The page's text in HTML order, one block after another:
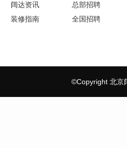
阔达资讯
装修指南
总部招聘
全国招聘
©Copyright 北京